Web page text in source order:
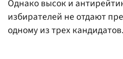
Однако высок и
избирателей не отдают
одному из трех кандидатов.